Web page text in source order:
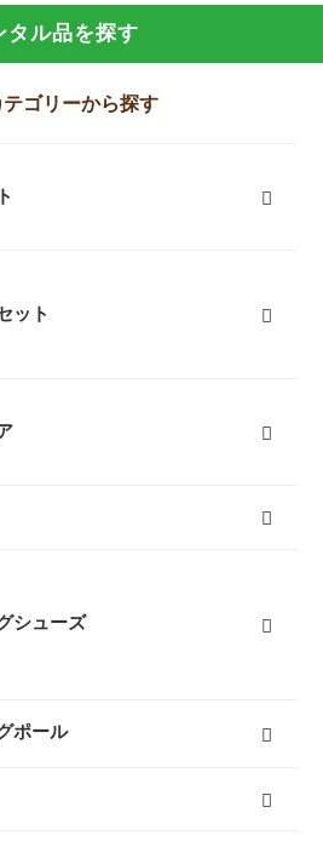
タル品を探す
ゴリーから探す
ット
ット情報
ち情報
ッション
物
アドバイス
手紙
ース）
）
シューズ
シューズ
ューズ
ューズ
山靴）
ポール